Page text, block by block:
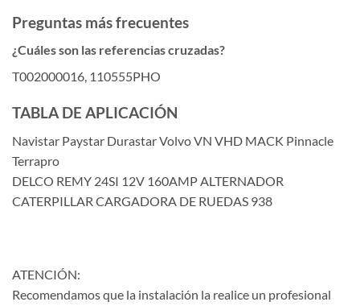
Preguntas más frecuentes
¿Cuáles son las referencias cruzadas?
T002000016, 110555PHO
TABLA DE APLICACIÓN
Navistar Paystar Durastar Volvo VN VHD MACK Pinnacle
Terrapro
DELCO REMY 24SI 12V 160AMP ALTERNADOR
CATERPILLAR CARGADORA DE RUEDAS 938
ATENCIÓN:
Recomendamos que la instalación la realice un profesional